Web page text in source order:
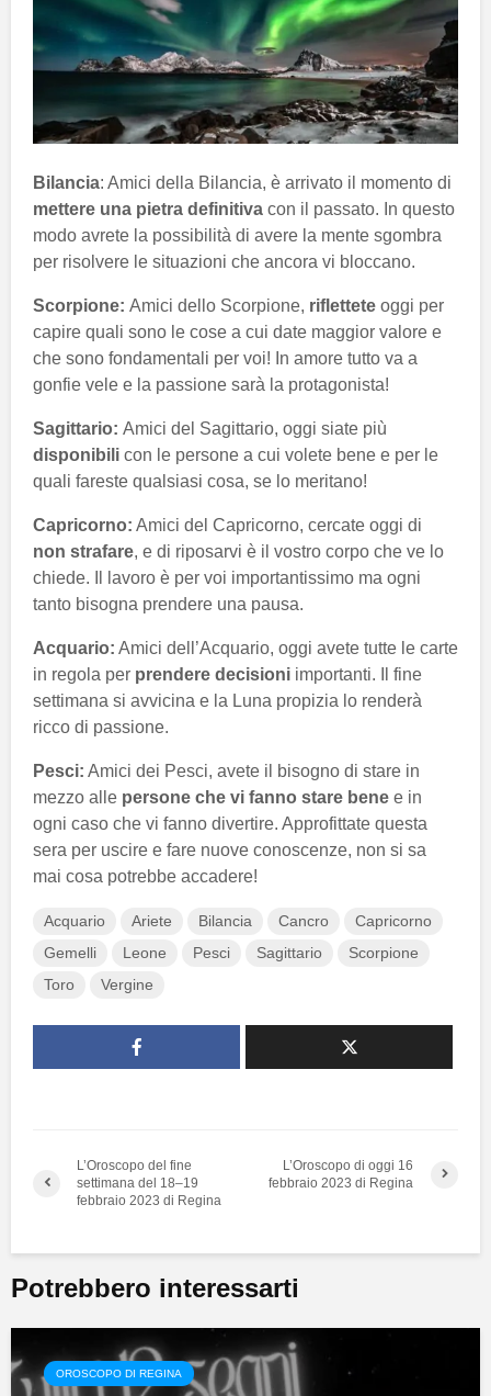
Bilancia: Amici della Bilancia, è arrivato il momento di
mettere una pietra definitiva con il passato. In questo
modo avrete la possibilità di avere la mente sgombra
per risolvere le situazioni che ancora vi bloccano.
Scorpione: Amici dello Scorpione, riflettete oggi per
capire quali sono le cose a cui date maggior valore e
che sono fondamentali per voi! In amore tutto va a
gonfie vele e la passione sarà la protagonista!
Sagittario: Amici del Sagittario, oggi siate più
disponibili con le persone a cui volete bene e per le
quali fareste qualsiasi cosa, se lo meritano!
Capricorno: Amici del Capricorno, cercate oggi di
non strafare, e di riposarvi è il vostro corpo che ve lo
chiede. Il lavoro è per voi importantissimo ma ogni
tanto bisogna prendere una pausa.
Acquario: Amici dell’Acquario, oggi avete tutte le carte
in regola per prendere decisioni importanti. Il fine
settimana si avvicina e la Luna propizia lo renderà
ricco di passione.
Pesci: Amici dei Pesci, avete il bisogno di stare in
mezzo alle persone che vi fanno stare bene e in
ogni caso che vi fanno divertire. Approfittate questa
sera per uscire e fare nuove conoscenze, non si sa
mai cosa potrebbe accadere!
Acquario Ariete Bilancia Cancro
Capricorno
Gemelli
Leone Pesci Sagittario
Scorpione
Toro
Vergine
L’Oroscopo del fine
settimana del 18–19
febbraio 2023 di Regina
L’Oroscopo di oggi 16
febbraio 2023 di Regina
Potrebbero interessarti
OROSCOPO DI REGINA